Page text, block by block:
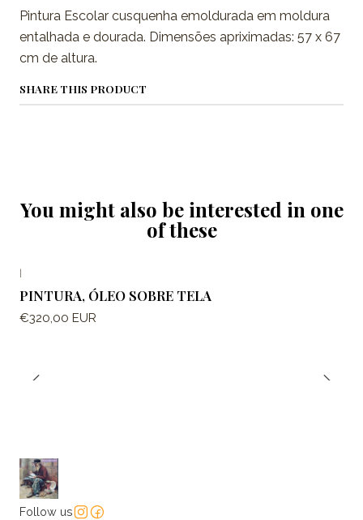
Pintura Escolar cusquenha emoldurada em moldura
entalhada e dourada. Dimensões apriximadas: 57 x 67
cm de altura.
SHARE THIS PRODUCT
You might also be interested in one
of these
PINTURA, ÓLEO SOBRE TELA
€320,00 EUR
Follow us